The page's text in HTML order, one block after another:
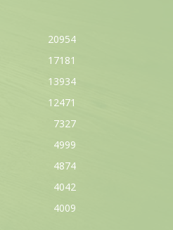
20954
17181
13934
12471
7327
4999
4874
4042
4009